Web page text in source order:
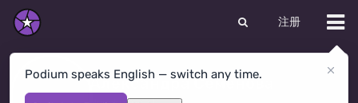
注册
Podium speaks English — switch any time.
Александра Семенова